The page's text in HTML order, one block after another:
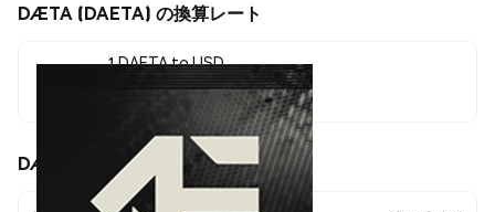
DÆTA (DAETA) の換算レート
1 DAETA to USD
DÆTA (DAETA) の価格変動